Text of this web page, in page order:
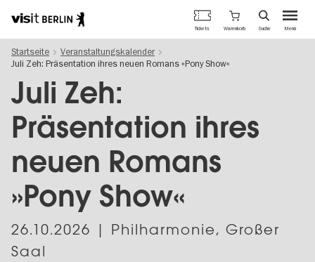
zum
Inhalt
Berlins
offizielles
Tourismusportal
Menü
Tickets Warenkorb Suche
Startseite
Veranstaltungskalender
Juli Zeh: Präsentation ihres neuen Romans »Pony Show«
Juli Zeh:
Präsentation ihres
neuen Romans
»Pony Show«
26.10.2026 | Philharmonie, Großer
Saal